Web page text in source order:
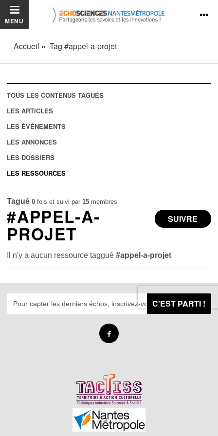
MENU
Accueil Tag #appel-a-projet
TOUS LES CONTENUS TAGUÉS
LES ARTICLES
LES ÉVÉNEMENTS
LES ANNONCES
LES DOSSIERS
LES RESSOURCES
Tagué 0 fois et suivi par 15 membres
SUIVRE
#APPEL-A-
PROJET
Il n'y a aucun ressource taggué#appel-a-projet
C'EST PARTI !